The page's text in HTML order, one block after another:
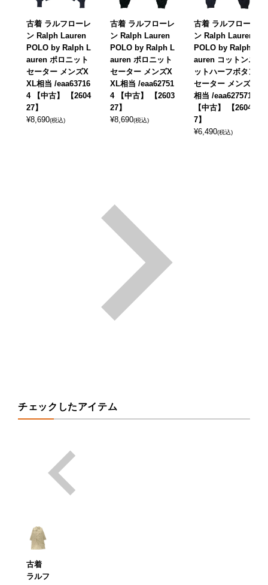
古着 ラルフローレ
ン Ralph Lauren
POLO by Ralph L
auren ポロニット
セーター メンズX
XL相当 /eaa63716
4 【中古】 【2604
27】
¥8,690(税込)
古着 ラルフローレ
ン Ralph Lauren
POLO by Ralph L
auren ポロニット
セーター メンズX
XL相当 /eaa62751
4 【中古】 【2603
27】
¥8,690(税込)
古着 ラルフローレ
ン Ralph Lauren
POLO by Ralph L
auren コットンニ
ットハーフボタン
セーター メンズXL
相当 /eaa627571
【中古】 【26041
7】
¥6,490(税込)
チェックしたアイテム
古着
ラルフ